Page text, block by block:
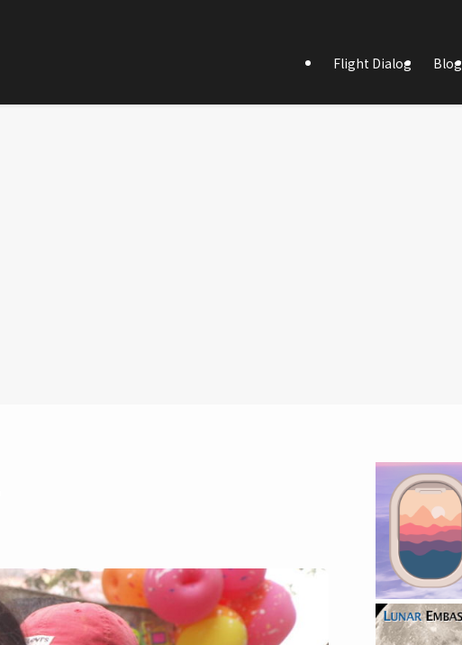
Flight Dialog Blog